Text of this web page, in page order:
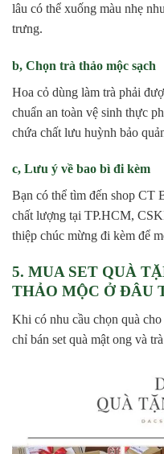
lâu có thể xuống màu nhẹ
trưng.
b, Chọn trà thảo mộc sạch
Hoa cỏ dùng làm trà phải
chuẩn an toàn vệ sinh thực
chứa chất lưu huỳnh bảo
c, Lưu ý về bao bì đi kèm
Bạn có thể tìm đến shop CT
chất lượng tại TP.HCM,
thiệp chúc mừng đi kèm để
5. MUA SET QUÀ
THẢO MỘC Ở ĐÂU
Khi có nhu cầu chọn quà
chỉ bán set quà mật ong và